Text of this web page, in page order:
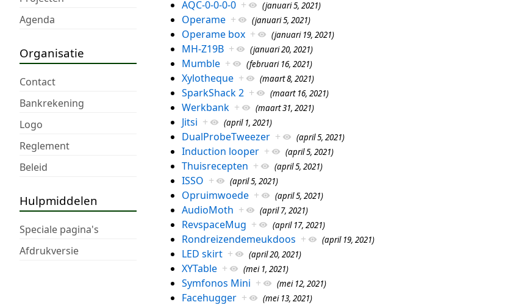
Agenda
Organisatie
Contact
Bankrekening
Logo
Reglement
Beleid
Hulpmiddelen
Speciale pagina's
Afdrukversie
AQC-0-0-0-0 + (januari 5, 2021)
Operame + (januari 5, 2021)
Operame box + (januari 19, 2021)
MH-Z19B + (januari 20, 2021)
Mumble + (februari 16, 2021)
Xylotheque + (maart 8, 2021)
SparkShack 2 + (maart 16, 2021)
Werkbank + (maart 31, 2021)
Jitsi + (april 1, 2021)
DualProbeTweezer + (april 5, 2021)
Induction looper + (april 5, 2021)
Thuisrecepten + (april 5, 2021)
ISSO + (april 5, 2021)
Opruimwoede + (april 5, 2021)
AudioMoth + (april 7, 2021)
RevspaceMug + (april 17, 2021)
Rondreizendemeukdoos + (april 19, 2021)
LED skirt + (april 20, 2021)
XYTable + (mei 1, 2021)
Symfonos Mini + (mei 12, 2021)
Facehugger + (mei 13, 2021)